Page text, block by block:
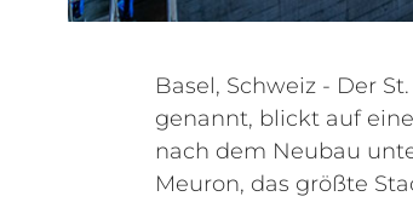
Basel, Schweiz - Der
genannt, blickt auf
nach dem Neubau
Meuron, das größte
und 2021 erneuerte
die komplette
Lautsprechern. So
und die komplette